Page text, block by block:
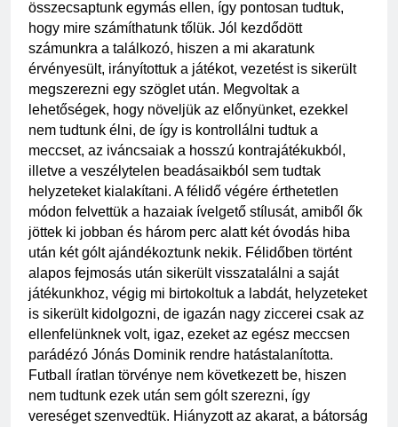
összecsaptunk egymás ellen, így pontosan tudtuk,
hogy mire számíthatunk tőlük. Jól kezdődött
számunkra a találkozó, hiszen a mi akaratunk
érvényesült, irányítottuk a játékot, vezetést is sikerült
megszerezni egy szöglet után. Megvoltak a
lehetőségek, hogy növeljük az előnyünket, ezekkel
nem tudtunk élni, de így is kontrollálni tudtuk a
meccset, az iváncsaiak a hosszú kontrajátékukból,
illetve a veszélytelen beadásaikból sem tudtak
helyzeteket kialakítani. A félidő végére érthetetlen
módon felvettük a hazaiak ívelgető stílusát, amiből ők
jöttek ki jobban és három perc alatt két óvodás hiba
után két gólt ajándékoztunk nekik. Félidőben történt
alapos fejmosás után sikerült visszatalálni a saját
játékunkhoz, végig mi birtokoltuk a labdát, helyzeteket
is sikerült kidolgozni, de igazán nagy ziccerei csak az
ellenfelünknek volt, igaz, ezeket az egész meccsen
parádézó Jónás Dominik rendre hatástalanította.
Futball íratlan törvénye nem következett be, hiszen
nem tudtunk ezek után sem gólt szerezni, így
vereséget szenvedtük. Hiányzott az akarat, a bátorság